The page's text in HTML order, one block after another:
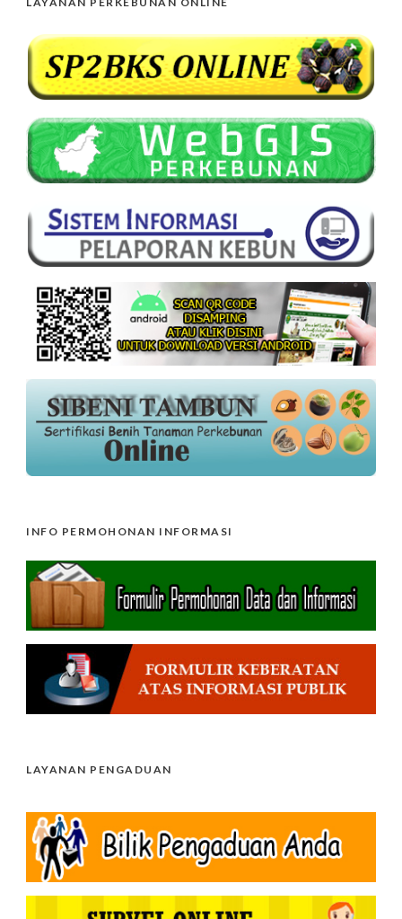
INFO PERMOHONAN INFORMASI
LAYANAN PENGADUAN